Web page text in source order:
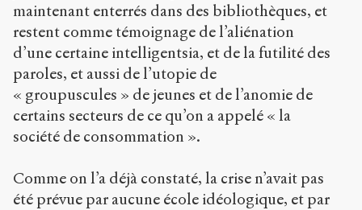
maintenant enterrés dans des bibliothèques, et
restent comme témoignage de l’aliénation
d’une certaine intelligentsia, et de la futilité des
paroles, et aussi de l’utopie de
« groupuscules » de jeunes et de l’anomie de
certains secteurs de ce qu’on a appelé « la
société de consommation ».
Comme on l’a déjà constaté, la crise n’avait pas
été prévue par aucune école idéologique, et par